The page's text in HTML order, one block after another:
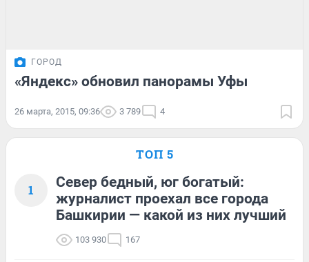
ГОРОД
«Яндекс» обновил панорамы Уфы
26 марта, 2015, 09:36 3 789 4
ТОП 5
1
Север бедный, юг богатый:
журналист проехал все города
Башкирии — какой из них лучший
103 930 167